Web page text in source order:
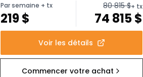
Par semaine + tx
219$
80 815$+ tx
74 815$
Voir les détails
Commencer votre achat